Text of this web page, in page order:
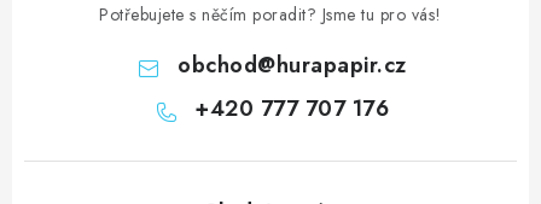
Potřebujete s něčím poradit? Jsme tu pro vás!
obchod@hurapapir.cz
+420 777 707 176